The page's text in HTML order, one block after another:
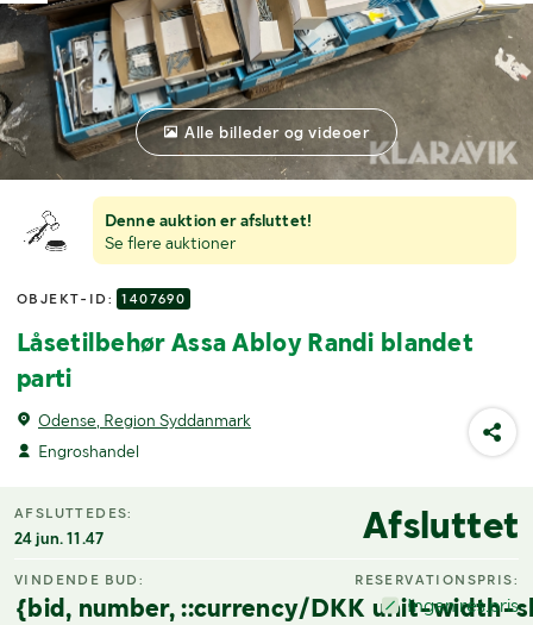
Denne auktion er afsluttet!
Se flere auktioner
OBJEKT-ID: 1407690
Låsetilbehør Assa Abloy Randi blandet
parti
Odense, Region Syddanmark
Engroshandel
Alle billeder og videoer
AFSLUTTEDES:
24 jun. 11.47 Afsluttet
VINDENDE BUD:
{bid, number, ::currency/DKK unit-width-
RESERVATIONSPRIS:
Ingen res.pris